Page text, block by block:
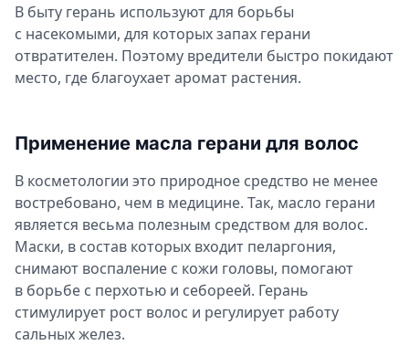
В быту герань используют для борьбы
с насекомыми, для которых запах герани
отвратителен. Поэтому вредители быстро покидают
место, где благоухает аромат растения.
Применение масла герани для волос
В косметологии это природное средство не менее
востребовано, чем в медицине. Так, масло герани
является весьма полезным средством для волос.
Маски, в состав которых входит пеларгония,
снимают воспаление с кожи головы, помогают
в борьбе с перхотью и себореей. Герань
стимулирует рост волос и регулирует работу
сальных желез.